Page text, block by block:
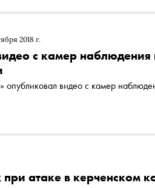
2018 г.
с камер наблюдения
опубликовал видео с камер
атаке в керченском